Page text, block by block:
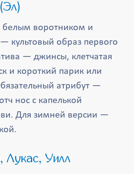
белым воротником и
культовый образ первого
— джинсы, клетчатая
и короткий парик или
атрибут —
нос с капелькой
Для зимней версии —
Лукас, Уилл